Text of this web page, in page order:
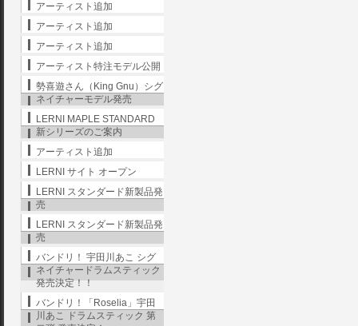
アーティスト追加
アーティスト追加
アーティスト追加
アーティスト特注モデル公開
勢喜遊さん（King Gnu）シグ
ネイチャーモデル発売
LERNI MAPLE STANDARD
新シリーズのご案内
アーティスト追加
LERNI サイト オープン
LERNI スタンダード新製品発
売
LERNI スタンダード新製品発
売
バンドリ！ 宇田川あこ シグ
ネイチャードラムスティック
発売決定！！
バンドリ！「Roselia」宇田
川あこ ドラムスティック 第